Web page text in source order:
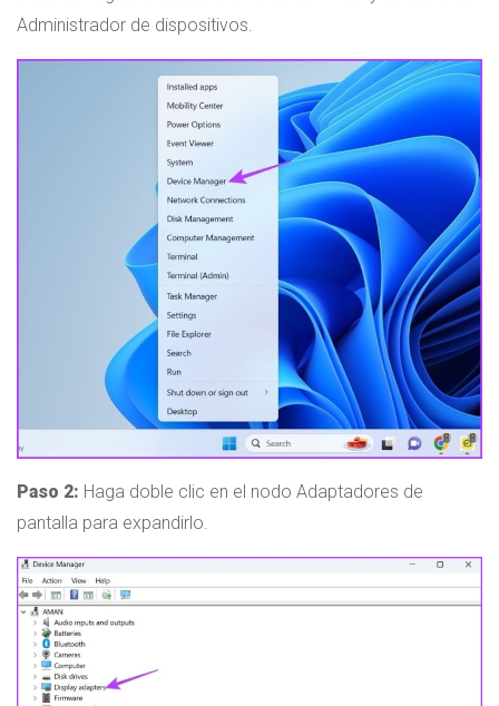
Administrador de dispositivos.
Paso 2: Haga doble clic en el nodo Adaptadores de
pantalla para expandirlo.